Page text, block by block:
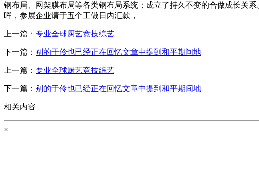
钢布局、网架膜布局等各类钢布局系统；成立了持久不变的合做成长关
晖，参展企业请于五个工做日内汇款，
上一篇： 专业全球厨艺竞技综艺
下一篇： 别的于伶也已经正在回忆文章中提到和平期间地
上一篇： 专业全球厨艺竞技综艺
下一篇： 别的于伶也已经正在回忆文章中提到和平期间地
相关内容
×